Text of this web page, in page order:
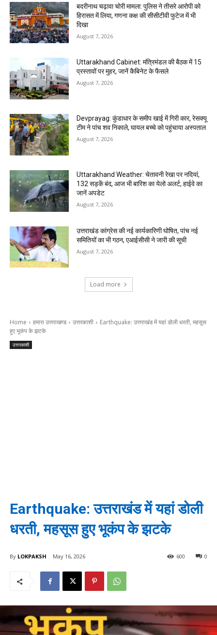
बदरीनाथ चढ़ावा चोरी मामला: पुलिस ने तीसरे आरोपी को
हिरासत में लिया, गणना कक्ष की सीसीटीवी फुटेज में भी
दिखा
August 7, 2026
Uttarakhand Cabinet: मंत्रिमंडल की बैठक में 15
प्रस्तावों पर मुहर, जानें कैबिनेट के फैसले
August 7, 2026
Devprayag: कुंडाधार के समीप खाई में गिरी कार, रेसक्यू
टीम ने पांच शव निकाले, घायल बच्चे को पहुंचाया अस्पताल
August 7, 2026
Uttarakhand Weather: चेतावनी रेखा पर नदियां,
132 सड़कें बंद, आज भी बारिश का येलो अलर्ट, हाईवे का
जानें अपडेट
August 7, 2026
उत्तराखंड कांग्रेस की नई कार्यकारिणी घोषित, पांच नई
समितियों का भी गठन, एआईसीसी ने जारी की सूची
August 7, 2026
Load more